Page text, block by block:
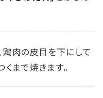
鶏肉の皮目を下にして
まで焼きます。